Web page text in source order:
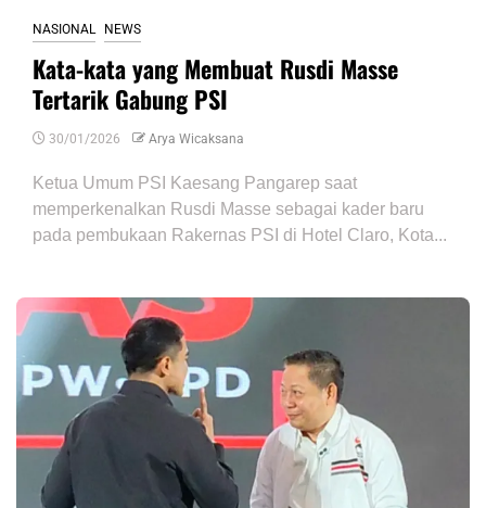
NASIONAL NEWS
Kata-kata yang Membuat Rusdi Masse
Tertarik Gabung PSI
30/01/2026 Arya Wicaksana
Ketua Umum PSI Kaesang Pangarep saat
memperkenalkan Rusdi Masse sebagai kader baru
pada pembukaan Rakernas PSI di Hotel Claro, Kota...